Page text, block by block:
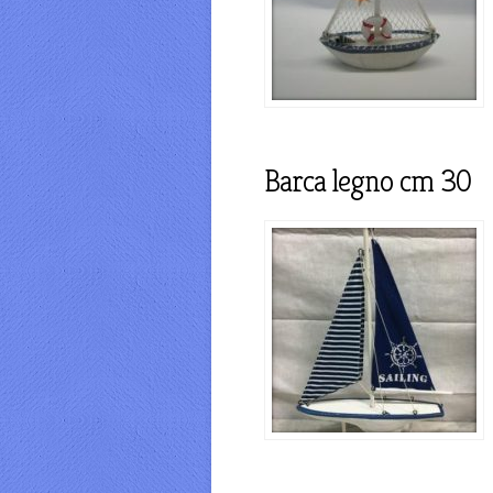
Barca legno cm 30